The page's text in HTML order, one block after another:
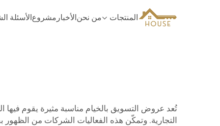
المنتجات من نحنالأخبار مشروعالأسئلة
تُعد عروض التسويق بالخيام مناسبة مثيرة يقوم
التجارية. وتمكّن هذه الفعاليات الشركات من